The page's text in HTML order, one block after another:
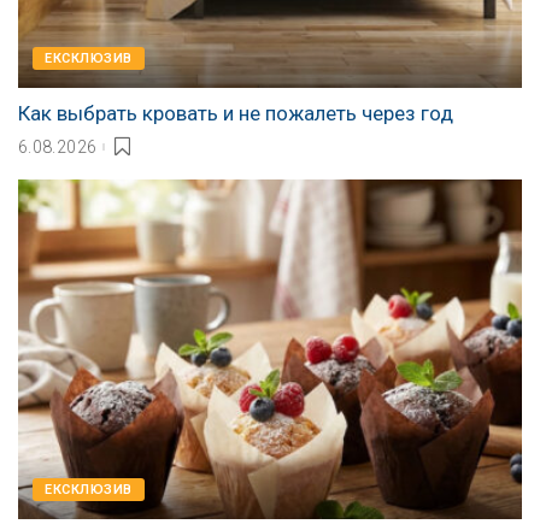
EКСКЛЮЗИВ
Как выбрать кровать и не пожалеть через год
6.08.2026
EКСКЛЮЗИВ